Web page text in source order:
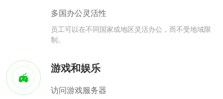
多国办公灵活性
员工可以在不同国家或地区灵活办公，而不受地域限
制。
游戏和娱乐
访问游戏服务器